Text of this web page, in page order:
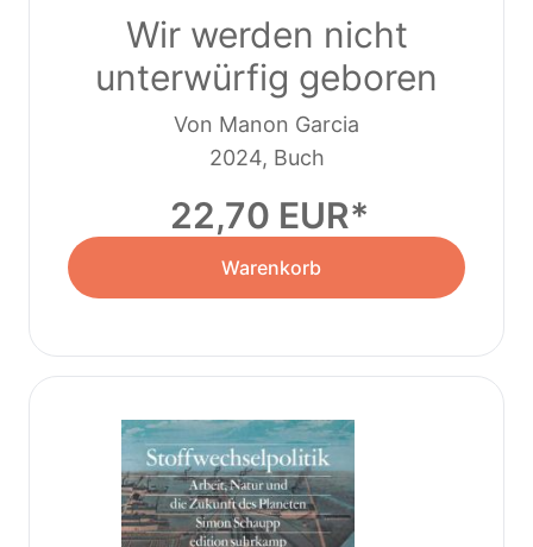
Wir werden nicht
unterwürfig geboren
Von Manon Garcia
2024, Buch
22,70 EUR
Warenkorb